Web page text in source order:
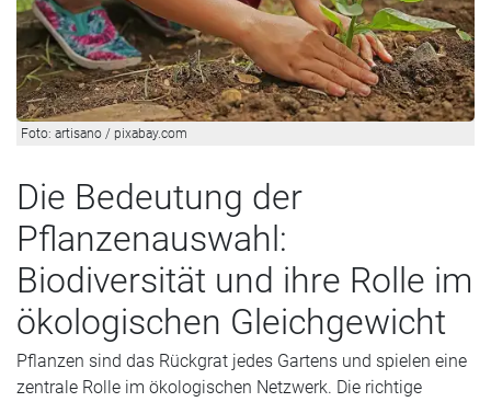
Foto: artisano / pixabay.com
Die Bedeutung der
Pflanzenauswahl:
Biodiversität und ihre Rolle im
ökologischen Gleichgewicht
Pflanzen sind das Rückgrat jedes Gartens und spielen eine
zentrale Rolle im ökologischen Netzwerk. Die richtige